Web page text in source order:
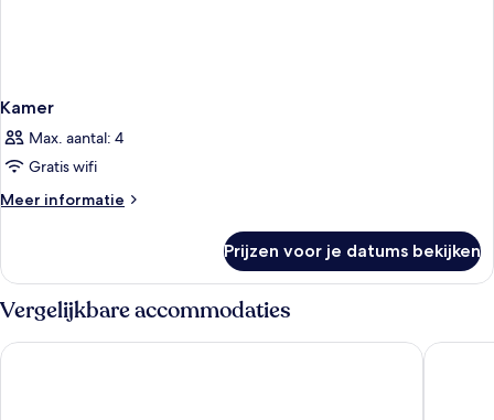
Kamer
Max. aantal: 4
Gratis wifi
Meer informatie
Meer
Prijzen voor je datums bekijken
Vergelijkbare accommodaties
Park Plaza Histria Pula Family